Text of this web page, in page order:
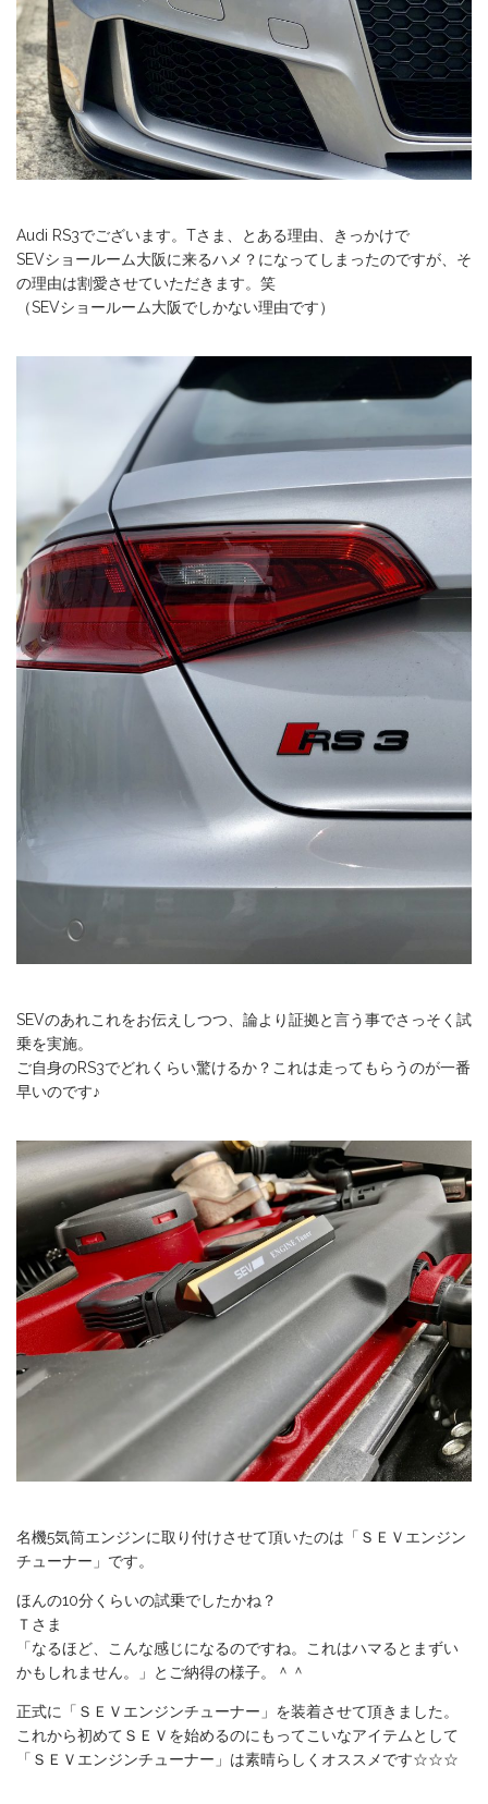
Audi RS3でございます。Tさま、とある理由、きっかけで
SEVショールーム大阪に来るハメ？になってしまったのですが、そ
の理由は割愛させていただきます。笑
（SEVショールーム大阪でしかない理由です）
SEVのあれこれをお伝えしつつ、論より証拠と言う事でさっそく試
乗を実施。
ご自身のRS3でどれくらい驚けるか？これは走ってもらうのが一番
早いのです♪
名機5気筒エンジンに取り付けさせて頂いたのは「ＳＥＶエンジン
チューナー」です。
ほんの10分くらいの試乗でしたかね？
Ｔさま
「なるほど、こんな感じになるのですね。これはハマるとまずい
かもしれません。」とご納得の様子。＾＾
正式に「ＳＥＶエンジンチューナー」を装着させて頂きました。
これから初めてＳＥＶを始めるのにもってこいなアイテムとして
「ＳＥＶエンジンチューナー」は素晴らしくオススメです☆☆☆